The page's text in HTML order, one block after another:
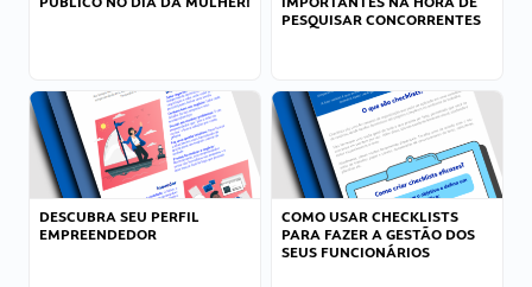
PESQUISAR CONCORRENTES
DESCUBRA SEU PERFIL
EMPREENDEDOR
COMO USAR CHECKLISTS
PARA FAZER A GESTÃO DOS
SEUS FUNCIONÁRIOS